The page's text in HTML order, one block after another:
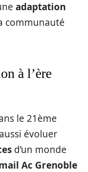
adaptation
communauté
à l’ère
le 21ème
évoluer
d’un monde
Ac Grenoble